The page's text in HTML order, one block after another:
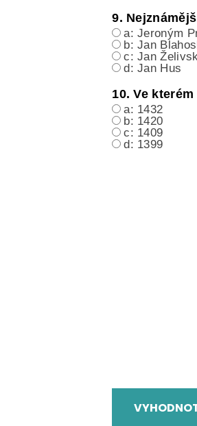
9.
a: Jeroným
b: Jan
c: Jan
d: Jan Hus
10. Ve
a: 1432
b: 1420
c: 1409
d: 1399